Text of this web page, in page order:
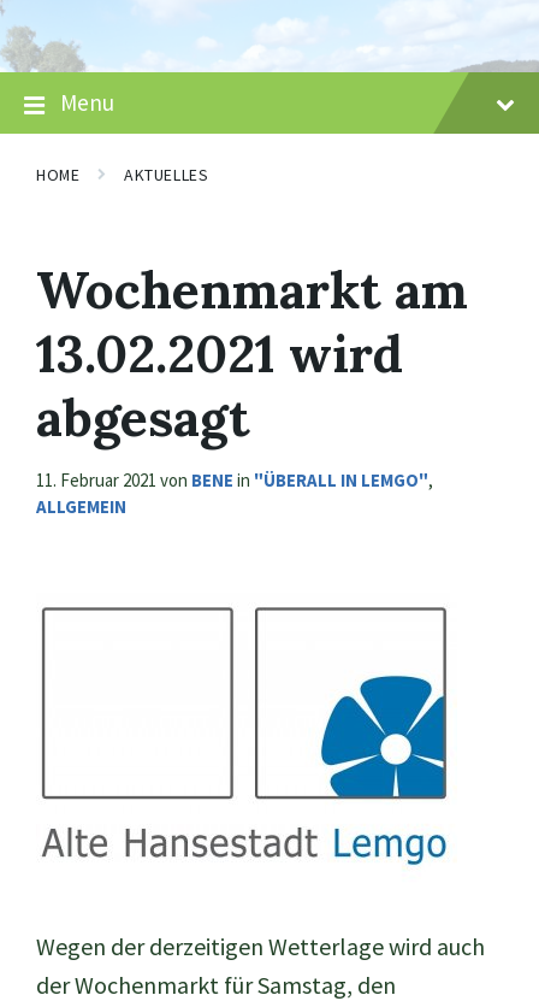
Skip
to
content
Skip
to
main
navigation
Skip
to
footer
Menu
HOME AKTUELLES
Wochenmarkt am
13.02.2021 wird
abgesagt
11. Februar 2021 von BENE in "ÜBERALL IN LEMGO",
ALLGEMEIN
Wegen der derzeitigen Wetterlage wird auch
der Wochenmarkt für Samstag, den